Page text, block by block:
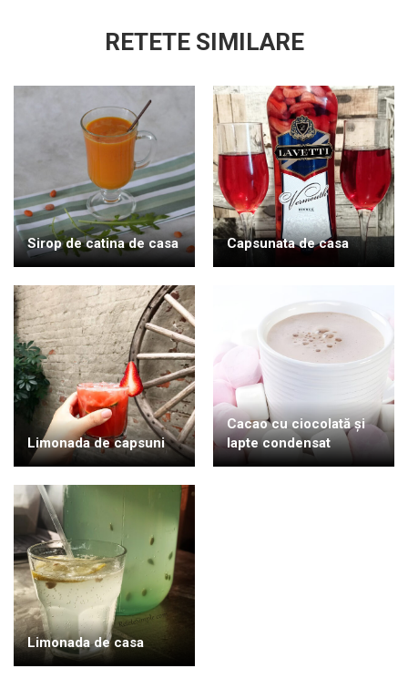
RETETE SIMILARE
Sirop de catina de casa Capsunata de casa
Limonada de capsuni
Cacao cu ciocolată și
lapte condensat
Limonada de casa